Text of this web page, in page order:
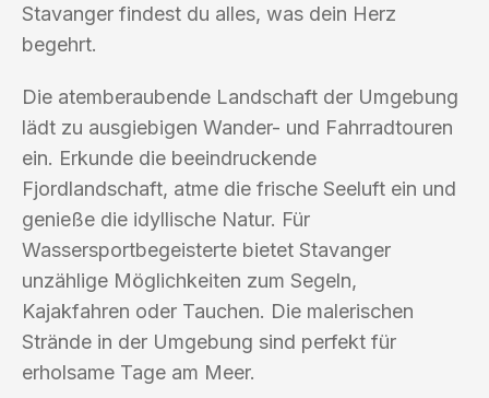
Stavanger findest du alles, was dein Herz
begehrt.
Die atemberaubende Landschaft der Umgebung
lädt zu ausgiebigen Wander- und Fahrradtouren
ein. Erkunde die beeindruckende
Fjordlandschaft, atme die frische Seeluft ein und
genieße die idyllische Natur. Für
Wassersportbegeisterte bietet Stavanger
unzählige Möglichkeiten zum Segeln,
Kajakfahren oder Tauchen. Die malerischen
Strände in der Umgebung sind perfekt für
erholsame Tage am Meer.